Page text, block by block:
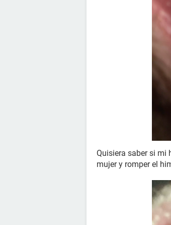
Quisiera saber si mi
mujer y romper el